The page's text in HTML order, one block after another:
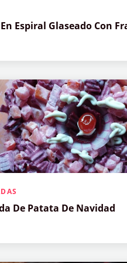
Espiral Glaseado Con
De Patata De Navidad